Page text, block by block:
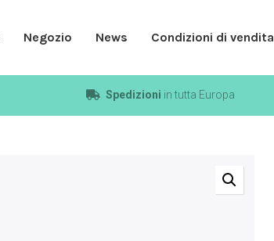
Negozio News Condizioni di vendita
Spedizioni in tutta Europa